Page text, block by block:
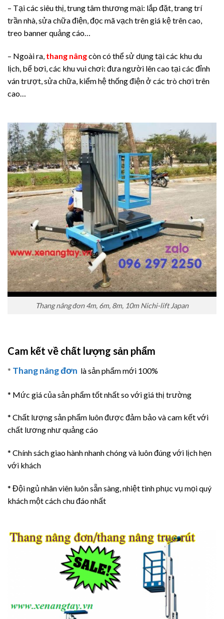
– Tại các siêu thị, trung tâm thương mại: lắp đặt, trang trí
trần nhà, sửa chữa điện, đọc mã vạch trên giá kệ trên cao,
treo banner quảng cáo…
– Ngoài ra, thang nângcòn có thể sử dụng tại các khu du
lịch, bể bơi, các khu vui chơi: đưa người lên cao tại các đỉnh
ván trượt, sửa chữa, kiểm hệ thống điện ở các trò chơi trên
cao…
Thang nâng đơn 4m, 6m, 8m, 10m Nichi-lift Japan
Cam kết về chất lượng sản phẩm
* Thang nâng đơn là sản phẩm mới 100%
* Mức giá của sản phẩm tốt nhất so với giá thị trường
* Chất lượng sản phẩm luôn được đảm bảo và cam kết với
chất lương như quảng cáo
* Chính sách giao hành nhanh chóng và luôn đúng với lịch hẹn
với khách
* Đội ngủ nhân viên luôn sẵn sàng, nhiệt tình phục vụ mọi quý
khách một cách chu đáo nhất